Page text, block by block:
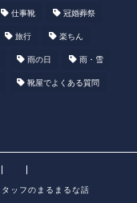
仕事靴 冠婚葬祭
旅行 楽ちん
雨の日 雨・雪
靴屋でよくある質問
ッフのまるまるな話